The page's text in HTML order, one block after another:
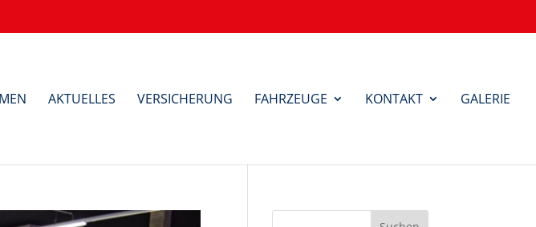
AKTUELLES VERSICHERUNG FAHRZEUGE KONTAKT GALERIE